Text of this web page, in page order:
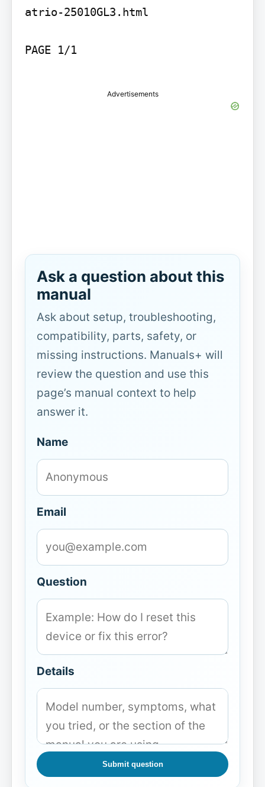
atrio-25010GL3.html
PAGE 1/1
Advertisements
Ask a question about this
manual
Ask about setup, troubleshooting,
compatibility, parts, safety, or
missing instructions. Manuals+ will
review the question and use this
page’s manual context to help
answer it.
Name
Email
Question
Details
Submit question